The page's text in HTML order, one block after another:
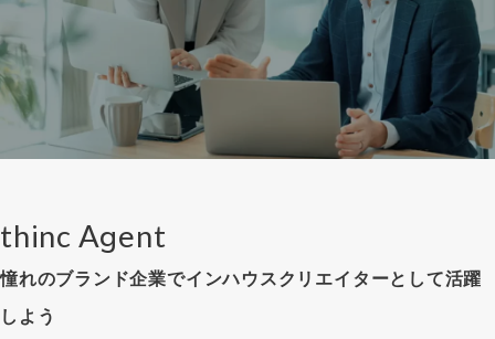
thinc Agent
憧れのブランド企業でインハウスクリエイターとして活躍
しよう